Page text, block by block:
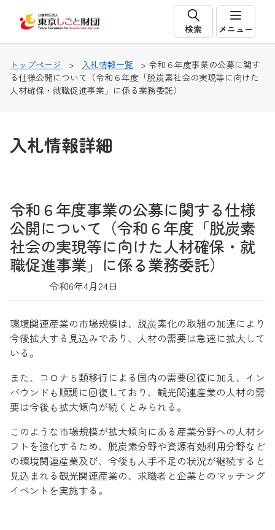
検索 メニュー
トップページ > 入札情報一覧
> 令和６年度事業の公募に関す
る仕様公開について（令和６年度「脱炭素社会の実現等に向けた
人材確保・就職促進事業」に係る業務委託）
入札情報詳細
令和６年度事業の公募に関する仕様
公開について（令和６年度「脱炭素
社会の実現等に向けた人材確保・就
職促進事業」に係る業務委託）
令和6年4月24日
環境関連産業の市場規模は、脱炭素化の取組の加速により
今後拡大する見込みであり、人材の需要は急速に拡大して
いる。
また、コロナ５類移行による国内の需要回復に加え、イン
バウンドも順調に回復しており、観光関連産業の人材の需
要は今後も拡大傾向が続くとみられる。
このような市場規模が拡大傾向にある産業分野への人材シ
フトを強化するため、脱炭素分野や資源有効利用分野など
の環境関連産業及び、今後も人手不足の状況が継続すると
見込まれる観光関連産業の、求職者と企業とのマッチング
イベントを実施する。